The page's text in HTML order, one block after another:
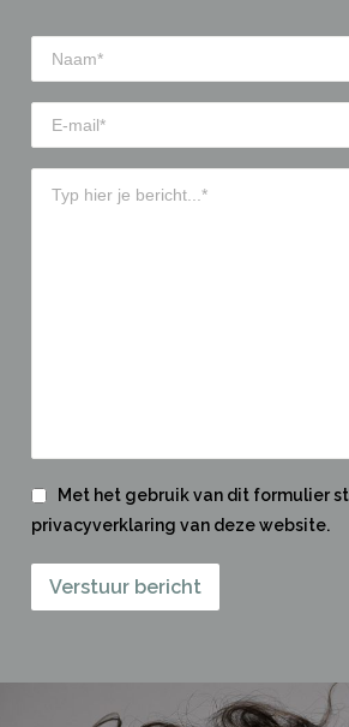
Met het gebruik van dit formulier
privacyverklaring van deze website.
Verstuur bericht